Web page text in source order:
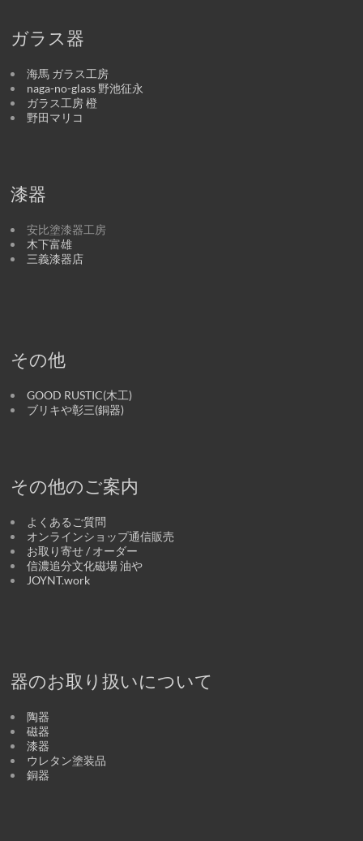
ガラス器
海馬 ガラス工房
naga-no-glass 野池征永
ガラス工房 橙
野田マリコ
漆器
安比塗漆器工房
木下富雄
三義漆器店
その他
GOOD RUSTIC(木工)
ブリキや彰三(銅器)
その他のご案内
よくあるご質問
オンラインショップ通信販売
お取り寄せ / オーダー
信濃追分文化磁場 油や
JOYNT.work
器のお取り扱いについて
陶器
磁器
漆器
ウレタン塗装品
銅器